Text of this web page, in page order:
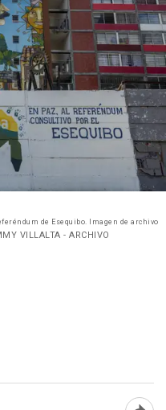
de Esequibo. Imagen de archivo
VILLALTA - ARCHIVO